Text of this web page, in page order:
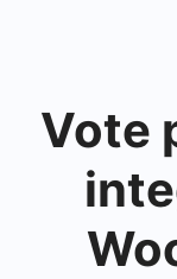
Vote